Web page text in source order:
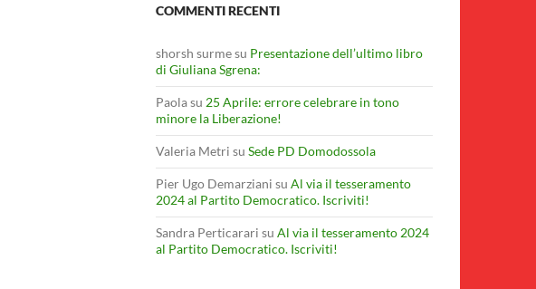
COMMENTI RECENTI
shorsh surmesu Presentazione dell’ultimo libro
di Giuliana Sgrena:
Paolasu 25 Aprile: errore celebrare in tono
minore la Liberazione!
Valeria Metri su Sede PD Domodossola
Pier Ugo Demarziani su Al via il tesseramento
2024 al Partito Democratico. Iscriviti!
Sandra Perticarari su Al via il tesseramento 2024
al Partito Democratico. Iscriviti!